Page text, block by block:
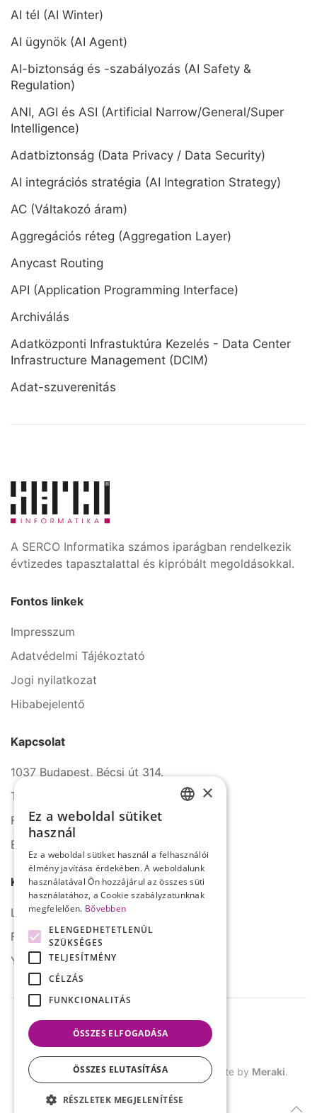
AI tél (AI Winter)
AI ügynök (AI Agent)
AI-biztonság és -szabályozás (AI Safety &
Regulation)
ANI, AGI és ASI (Artificial Narrow/General/Super
Intelligence)
Adatbiztonság (Data Privacy / Data Security)
AI integrációs stratégia (AI Integration Strategy)
AC (Váltakozó áram)
Aggregációs réteg (Aggregation Layer)
Anycast Routing
API (Application Programming Interface)
Archiválás
Adatközponti Infrastuktúra Kezelés - Data Center
Infrastructure Management (DCIM)
Adat-szuverenitás
A SERCO Informatika számos iparágban rendelkezik
évtizedes tapasztalattal és kipróbált megoldásokkal.
Fontos linkek
Impresszum
Adatvédelmi Tájékoztató
Jogi nyilatkozat
Hibabejelentő
Kapcsolat
1037 Budapest, Bécsi út 314.
Tel.: +36 1 272 2140
Fax: +36 1 272 2150
E-mail: info@serco.hu
Kövessen minket
LinkedIn
Facebook
YouTube
© SERCO. Minden jog fenntartva. Site by Meraki.
×
Ez a weboldal sütiket
használ
Ez a weboldal sütiket használ a felhasználói
élmény javítása érdekében. A weboldalunk
használatával Ön hozzájárul az összes süti
használatához, a Cookie szabályzatunknak
megfelelően. Bővebben
ELENGEDHETETLENÜL
SZÜKSÉGES
TELJESÍTMÉNY
CÉLZÁS
FUNKCIONALITÁS
ÖSSZES ELFOGADÁSA
ÖSSZES ELUTASÍTÁSA
RÉSZLETEK MEGJELENÍTÉSE